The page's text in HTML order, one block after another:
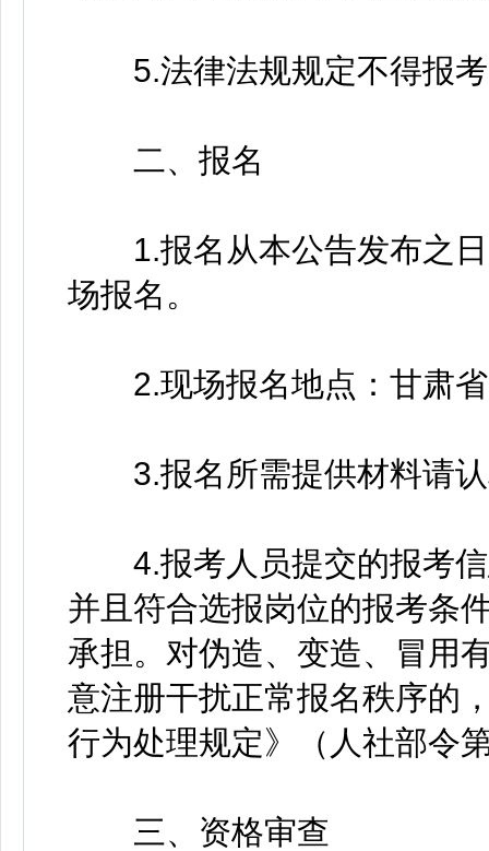
5.法律法规规定不得报考
二、报名
1.报名从本公告发布之日
场报名。
2.现场报名地点：甘肃省
3.报名所需提供材料请认
4.报考人员提交的报考信
并且符合选报岗位的报考条
承担。对伪造、变造、冒用
意注册干扰正常报名秩序的
行为处理规定》（人社部令
三、资格审查